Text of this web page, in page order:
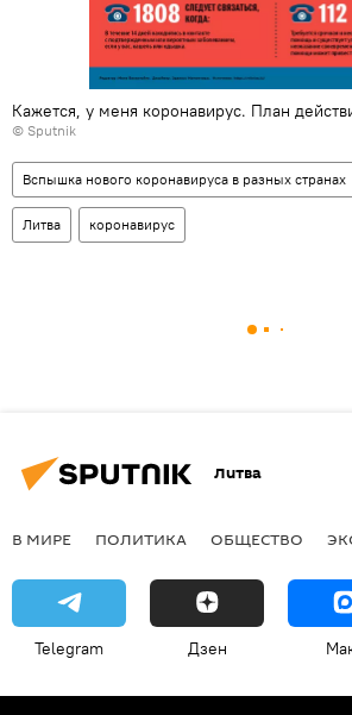
Кажется, у меня коронавирус. План
© Sputnik
Вспышка нового коронавируса в разных странах
Литва коронавирус
Литва
В МИРЕ ПОЛИТИКА ОБЩЕСТВО
Telegram Дзен